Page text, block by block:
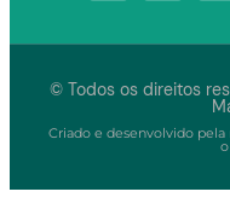
© Todos os direitos
Criado e desenvolvido